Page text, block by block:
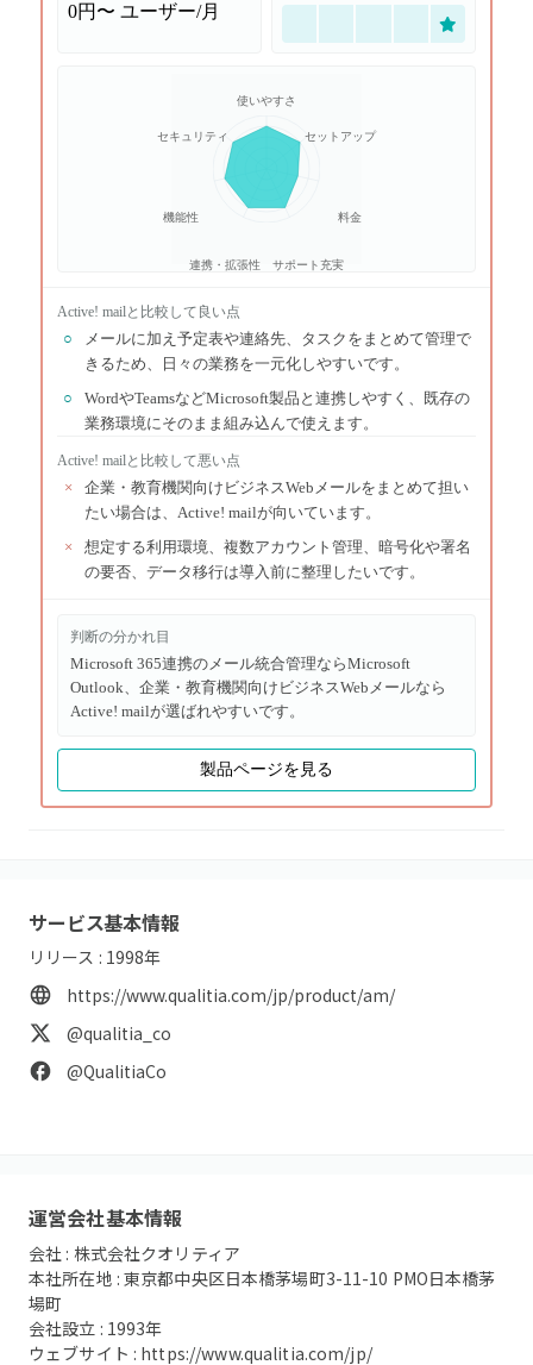
0円〜 ユーザー/月
使いやすさ
セットアップ
料金
サポート充実
連携・拡張性
機能性
セキュリティ
Active! mailと比較して良い点
○
メールに加え予定表や連絡先、タスクをまとめて管理で
きるため、日々の業務を一元化しやすいです。
○
WordやTeamsなどMicrosoft製品と連携しやすく、既存の
業務環境にそのまま組み込んで使えます。
Active! mailと比較して悪い点
×
企業・教育機関向けビジネスWebメールをまとめて担い
たい場合は、Active! mailが向いています。
×
想定する利用環境、複数アカウント管理、暗号化や署名
の要否、データ移行は導入前に整理したいです。
判断の分かれ目
Microsoft 365連携のメール統合管理ならMicrosoft
Outlook、企業・教育機関向けビジネスWebメールなら
Active! mailが選ばれやすいです。
製品ページを見る
サービス基本情報
リリース : 1998年
https://www.qualitia.com/jp/product/am/
@qualitia_co
@QualitiaCo
運営会社基本情報
会社 : 株式会社クオリティア
本社所在地 :東京都中央区日本橋茅場町3-11-10 PMO日本橋茅
場町
会社設立 : 1993年
ウェブサイト : https://www.qualitia.com/jp/